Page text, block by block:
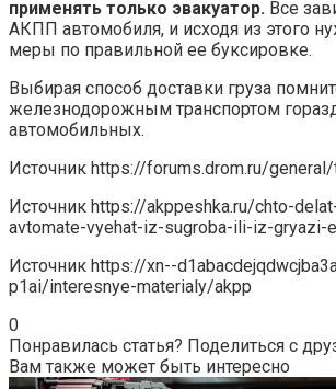
применять только эвакуатор. Все
АКПП автомобиля, и исходя из этого
меры по правильной ее буксировке.
Выбирая способ доставки груза
железнодорожным транспортом
автомобильных.
Источник https://forums.drom.ru/
Источник https://akppeshka.ru/chto-
avtomate-vyehat-iz-sugroba-ili-iz-gryazi-
Источник https://xn--
p1ai/interesnye-materialy/akpp
0
Понравилась статья? Поделиться с
Вам также может быть интересно